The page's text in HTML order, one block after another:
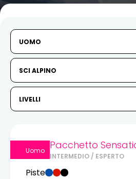
6
13 14 15 16
20 21 22 23
UOMO
SCI ALPINO
LIVELLI
Uomo Pacchetto
INTERMEDIO / ESPERTO
Piste